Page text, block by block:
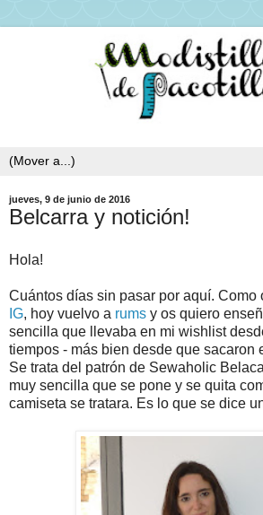
jueves, 9 de junio de 2016
Belcarra y notición!
Hola!
Cuántos días sin pasar por aquí. Como
IG, hoy vuelvo a rums y os quiero
sencilla que llevaba en mi wishlist
tiempos - más bien desde que sacaron
Se trata del patrón de Sewaholic
muy sencilla que se pone y se quita
camiseta se tratara. Es lo que se dice